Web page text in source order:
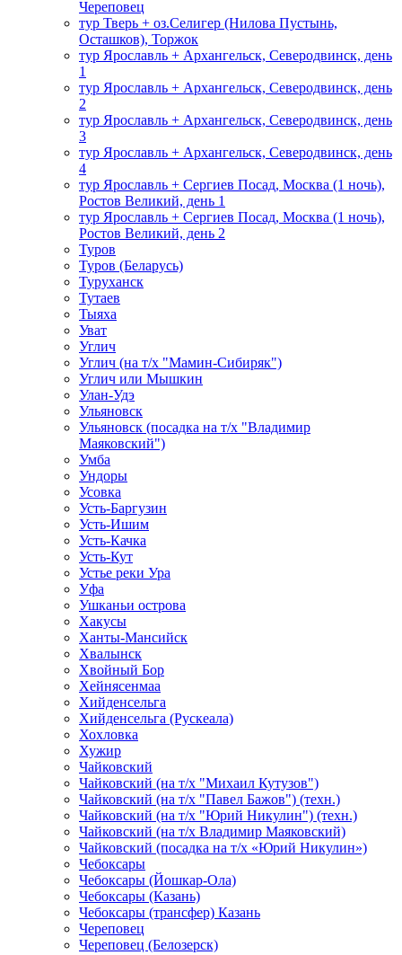
Череповец
тур Тверь + оз.Селигер (Нилова Пустынь,
Осташков), Торжок
тур Ярославль + Архангельск, Северодвинск, день
1
тур Ярославль + Архангельск, Северодвинск, день
2
тур Ярославль + Архангельск, Северодвинск, день
3
тур Ярославль + Архангельск, Северодвинск, день
4
тур Ярославль + Сергиев Посад, Москва (1 ночь),
Ростов Великий, день 1
тур Ярославль + Сергиев Посад, Москва (1 ночь),
Ростов Великий, день 2
Туров
Туров (Беларусь)
Туруханск
Тутаев
Тыяха
Уват
Углич
Углич (на т/х "Мамин-Сибиряк")
Углич или Мышкин
Улан-Удэ
Ульяновск
Ульяновск (посадка на т/х "Владимир
Маяковский")
Умба
Ундоры
Усовка
Усть-Баргузин
Усть-Ишим
Усть-Качка
Усть-Кут
Устье реки Ура
Уфа
Ушканьи острова
Хакусы
Ханты-Мансийск
Хвалынск
Хвойный Бор
Хейнясенмаа
Хийденсельга
Хийденсельга (Рускеала)
Хохловка
Хужир
Чайковский
Чайковский (на т/х "Михаил Кутузов")
Чайковский (на т/х "Павел Бажов") (техн.)
Чайковский (на т/х "Юрий Никулин") (техн.)
Чайковский (на т/х Владимир Маяковский)
Чайковский (посадка на т/х «Юрий Никулин»)
Чебоксары
Чебоксары (Йошкар-Ола)
Чебоксары (Казань)
Чебоксары (трансфер) Казань
Череповец
Череповец (Белозерск)